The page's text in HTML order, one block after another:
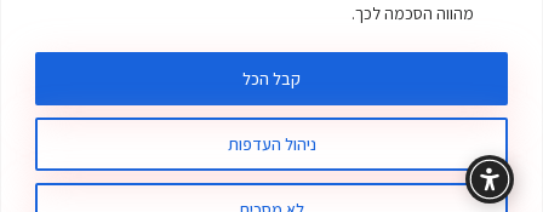
מהווה הסכמה לכך.
ניהול העדפות
קבל הכל
מרקים
© כל הזכויות שמורות לענת אלישע | עיצוב ובניית אתר
תקנון האתר מדיניות פרטיות